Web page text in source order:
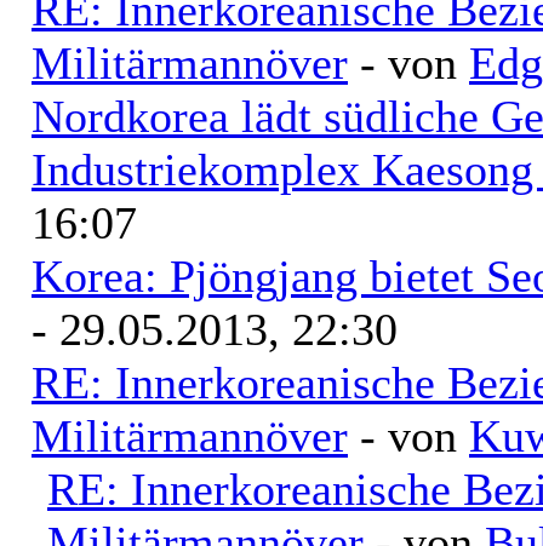
Militärmannöver - von
Nordkorea lädt südliche
Industriekomplex
16:07
Korea: Pjöngjang bietet
- 29.05.2013, 22:30
RE: Innerkoreanische
Militärmannöver - von
RE: Innerkoreanische